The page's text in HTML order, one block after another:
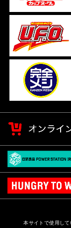
本サイトで使用して